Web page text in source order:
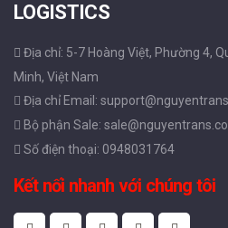
LOGISTICS
Địa chỉ: 5-7 Hoàng Việt, Phường 4,
Minh, Việt Nam
Địa chỉ Email:
Bộ phận Sale:
Số điện thoại: 0948031764
Kết nối nhanh với chúng tôi